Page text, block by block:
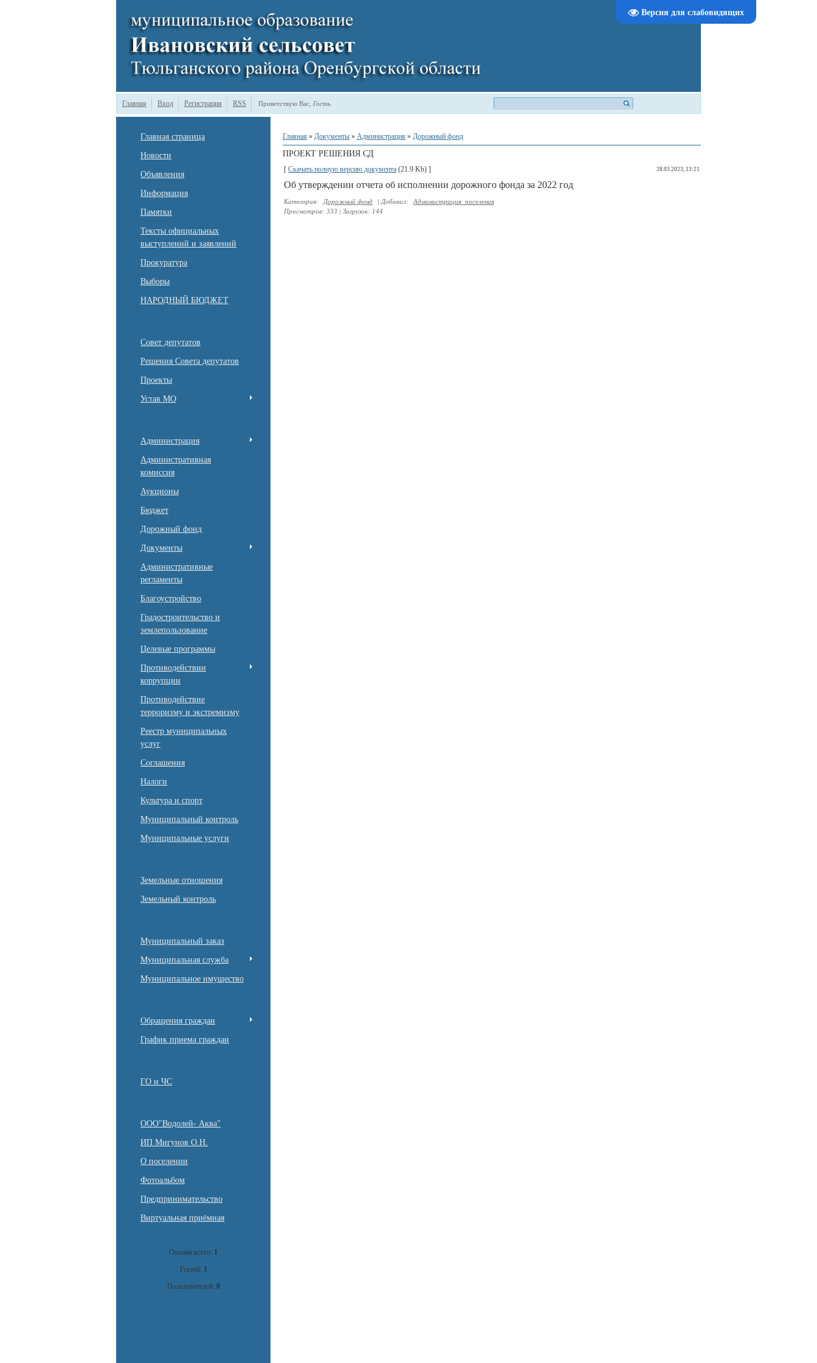
Версия для слабовидящих
Главная Вход Регистрация RSS Приветствую Вас Гость
Главная страница
Новости
Объявления
Информация
Памятки
Тексты официальных
выступлений и заявлений
Прокуратура
Выборы
НАРОДНЫЙ БЮДЖЕТ
Совет депутатов
Решения Совета депутатов
Проекты
Устав МО
Администрация
Административная
комиссия
Аукционы
Бюджет
Дорожный фонд
Документы
Административные
регламенты
Благоустройство
Градостроительство и
землепользование
Целевые программы
Противодействии
коррупции
Противодействие
терроризму и экстремизму
Реестр муниципальных
услуг
Соглашения
Налоги
Культура и спорт
Муниципальный контроль
Муниципальные услуги
Земельные отношения
Земельный контроль
Муниципальный заказ
Муниципальная служба
Муниципальное имущество
Обращения граждан
График приема граждан
ГО и ЧС
ООО"Водолей- Аква"
ИП Мигунов О.Н.
О поселении
Фотоальбом
Предпринимательство
Виртуальная приёмная
Онлайн всего: 1
Гостей: 1
Пользователей: 0
Главная » Документы » Администрация » Дорожный фонд
ПРОЕКТ РЕШЕНИЯ СД
[ Скачать полную версию документа (21.9 Kb) ] 28.03.2023, 13:21
Об утверждении отчета об исполнении дорожного фонда за 2022 год
Категория: Дорожный фонд | Добавил:
Администрация_поселения
Просмотров: 333 | Загрузок: 144